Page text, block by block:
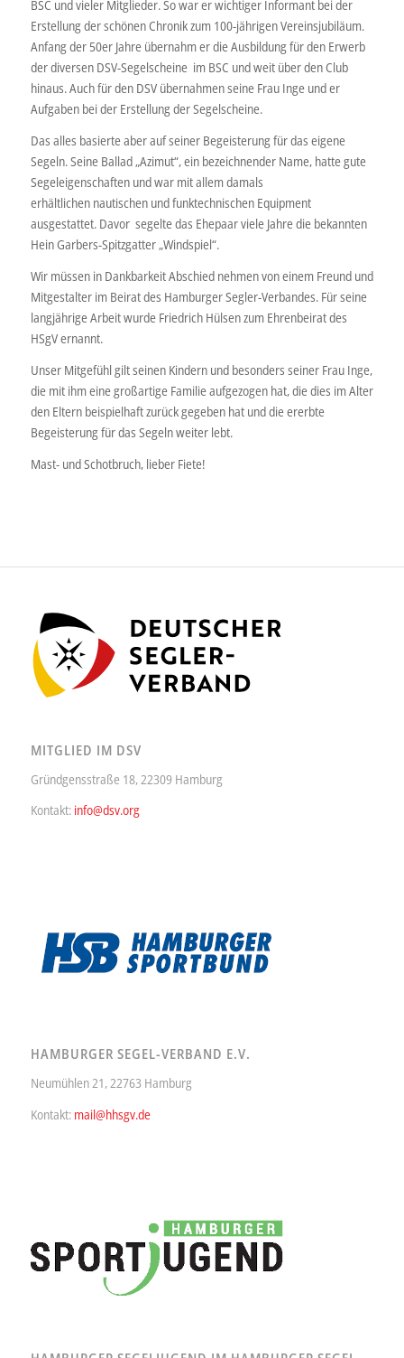
BSC und vieler Mitglieder. So war er wichtiger Informant bei der
Erstellung der schönen Chronik zum 100-jährigen Vereinsjubiläum.
Anfang der 50er Jahre übernahm er die Ausbildung für den Erwerb
der diversen DSV-Segelscheine im BSC und weit über den Club
hinaus. Auch für den DSV übernahmen seine Frau Inge und er
Aufgaben bei der Erstellung der Segelscheine.
Das alles basierte aber auf seiner Begeisterung für das eigene
Segeln. Seine Ballad „Azimut“, ein bezeichnender Name, hatte gute
Segeleigenschaften und war mit allem damals
erhältlichen nautischen und funktechnischen Equipment
ausgestattet. Davor segelte das Ehepaar viele Jahre die bekannten
Hein Garbers-Spitzgatter „Windspiel“.
Wir müssen in Dankbarkeit Abschied nehmen von einem Freund und
Mitgestalter im Beirat des Hamburger Segler-Verbandes. Für seine
langjährige Arbeit wurde Friedrich Hülsen zum Ehrenbeirat des
HSgV ernannt.
Unser Mitgefühl gilt seinen Kindern und besonders seiner Frau Inge,
die mit ihm eine großartige Familie aufgezogen hat, die dies im Alter
den Eltern beispielhaft zurück gegeben hat und die ererbte
Begeisterung für das Segeln weiter lebt.
Mast- und Schotbruch, lieber Fiete!
MITGLIED IM DSV
Gründgensstraße 18, 22309 Hamburg
Kontakt: info@dsv.org
HAMBURGER SEGEL-VERBAND E.V.
Neumühlen 21, 22763 Hamburg
Kontakt: mail@hhsgv.de